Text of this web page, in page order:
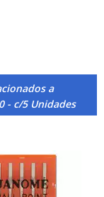
a
- c/5 Unidades